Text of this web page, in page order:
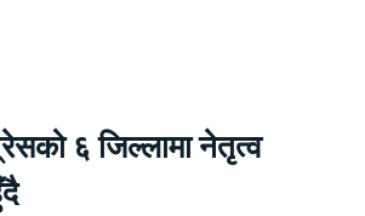
६ जिल्लामा नेतृत्व